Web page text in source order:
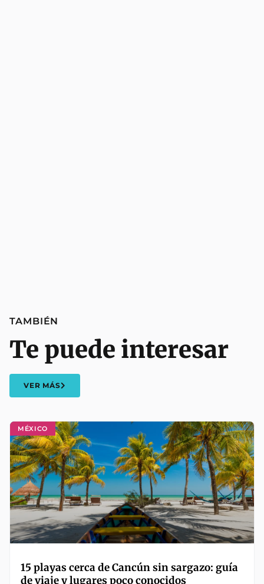
MÉXICO
15 playas cerca de Cancún sin sargazo: guía
de viaje y lugares poco conocidos
TAMBIÉN
Te puede interesar
VER MÁS